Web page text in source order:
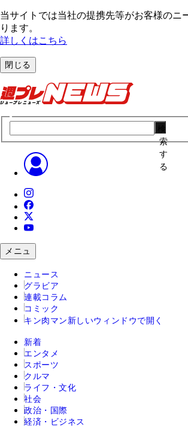
当サイトでは当社の提携先等がお客様のニ
ります。
詳しくはこちら
閉じる
索
す
る
メニュ
ニュース
グラビア
連載コラム
コミック
キン肉マン 新しいウィンドウで開く
新着
エンタメ
スポーツ
クルマ
ライフ・文化
社会
政治・国際
経済・ビジネス